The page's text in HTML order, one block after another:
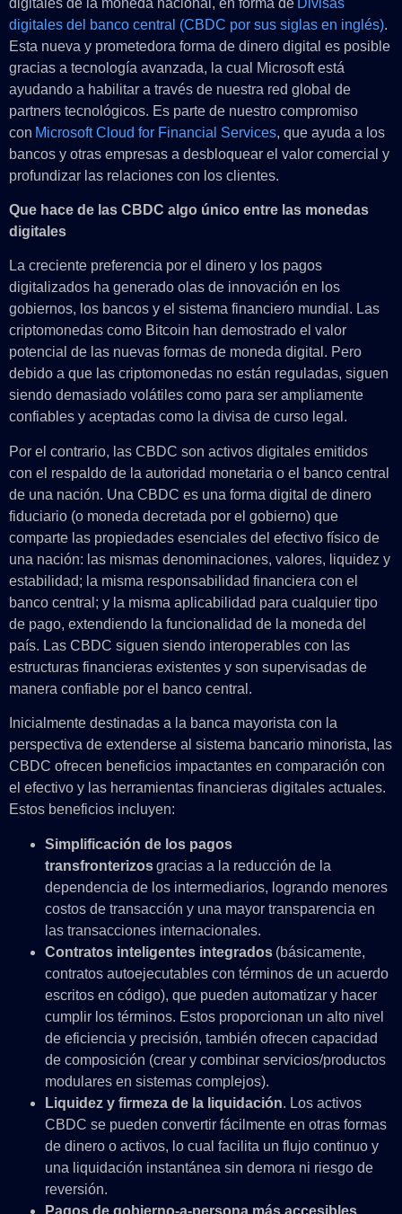
digitales del banco central (CBDC por sus siglas en inglés).
Esta nueva y prometedora forma de dinero digital es posible
gracias a tecnología avanzada, la cual Microsoft está
ayudando a habilitar a través de nuestra red global de
partners tecnológicos. Es parte de nuestro compromiso
con Microsoft Cloud for Financial Services, que ayuda a los
bancos y otras empresas a desbloquear el valor comercial y
profundizar las relaciones con los clientes.
Que hace de las CBDC algo único entre las monedas
digitales
La creciente preferencia por el dinero y los pagos
digitalizados ha generado olas de innovación en los
gobiernos, los bancos y el sistema financiero mundial. Las
criptomonedas como Bitcoin han demostrado el valor
potencial de las nuevas formas de moneda digital. Pero
debido a que las criptomonedas no están reguladas, siguen
siendo demasiado volátiles como para ser ampliamente
confiables y aceptadas como la divisa de curso legal.
Por el contrario, las CBDC son activos digitales emitidos
con el respaldo de la autoridad monetaria o el banco central
de una nación. Una CBDC es una forma digital de dinero
fiduciario (o moneda decretada por el gobierno) que
comparte las propiedades esenciales del efectivo físico de
una nación: las mismas denominaciones, valores, liquidez y
estabilidad; la misma responsabilidad financiera con el
banco central; y la misma aplicabilidad para cualquier tipo
de pago, extendiendo la funcionalidad de la moneda del
país. Las CBDC siguen siendo interoperables con las
estructuras financieras existentes y son supervisadas de
manera confiable por el banco central.
Inicialmente destinadas a la banca mayorista con la
perspectiva de extenderse al sistema bancario minorista, las
CBDC ofrecen beneficios impactantes en comparación con
el efectivo y las herramientas financieras digitales actuales.
Estos beneficios incluyen:
Simplificación de los pagos
transfronterizosgracias a la reducción de la
dependencia de los intermediarios, logrando menores
costos de transacción y una mayor transparencia en
las transacciones internacionales.
Contratos inteligentes integrados (básicamente,
contratos autoejecutables con términos de un acuerdo
escritos en código), que pueden automatizar y hacer
cumplir los términos. Estos proporcionan un alto nivel
de eficiencia y precisión, también ofrecen capacidad
de composición (crear y combinar servicios/productos
modulares en sistemas complejos).
Liquidez y firmeza de la liquidación. Los activos
CBDC se pueden convertir fácilmente en otras formas
de dinero o activos, lo cual facilita un flujo continuo y
una liquidación instantánea sin demora ni riesgo de
reversión.
Pagos de gobierno-a-persona más accesibles